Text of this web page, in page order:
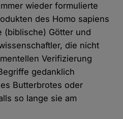
wieder formulierte
des Homo sapiens
(biblische) Götter und
die nicht
Verifizierung
gedanklich
Butterbrotes oder
so lange sie am